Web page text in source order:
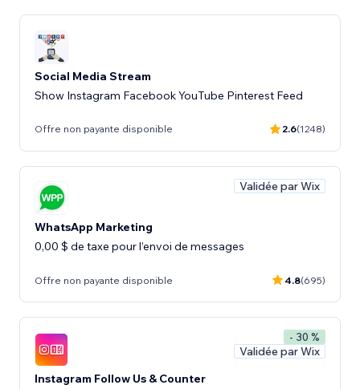
Social Media Stream
Show Instagram Facebook YouTube Pinterest Feed
Offre non payante disponible 2.6(1248)
Validée par Wix
WhatsApp Marketing
Offre non payante disponible 4.8(695)
- 30 %
Validée par Wix
Instagram Follow Us & Counter